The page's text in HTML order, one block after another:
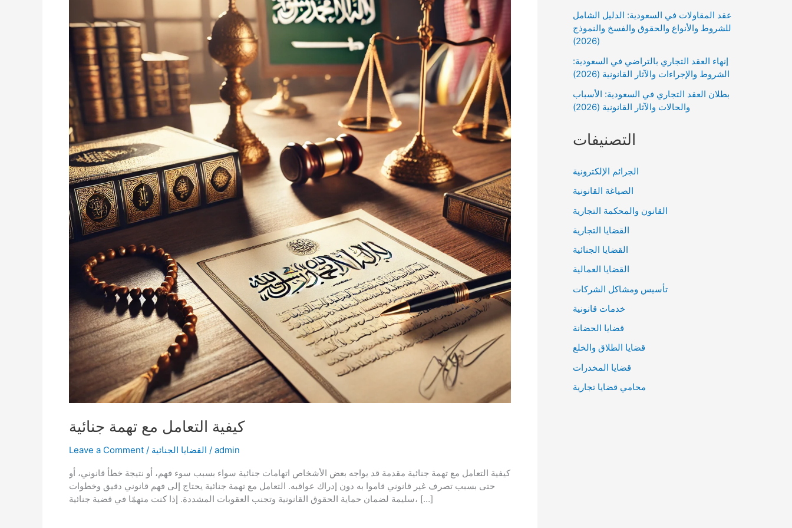
كيفية التعامل مع تهمة جنائية
Leave a Comment / القضايا الجنائية / admin
كيفية التعامل مع تهمة جنائية مقدمة قد يواجه بعض الأشخاص اتهامات جنائية سواء بسبب سوء فهم، أو نتيجة خطأ قانوني، أو
حتى بسبب تصرف غير قانوني قاموا به دون إدراك عواقبه. التعامل مع تهمة جنائية يحتاج إلى فهم قانوني دقيق وخطوات
سليمة لضمان حماية الحقوق القانونية وتجنب العقوبات المشددة. إذا كنت متهمًا في قضية جنائية، […]
عقد المقاولات في السعودية: الدليل الشامل
للشروط والأنواع والحقوق والفسخ والنموذج
(2026)
إنهاء العقد التجاري بالتراضي في السعودية:
الشروط والإجراءات والآثار القانونية (2026)
بطلان العقد التجاري في السعودية: الأسباب
والحالات والآثار القانونية (2026)
التصنيفات
الجرائم الإلكترونية
الصياغة القانونية
القانون والمحكمة التجارية
القضايا التجارية
القضايا الجنائية
القضايا العمالية
تأسيس ومشاكل الشركات
خدمات قانونية
قضايا الحضانة
قضايا الطلاق والخلع
قضايا المخدرات
محامي قضايا تجارية